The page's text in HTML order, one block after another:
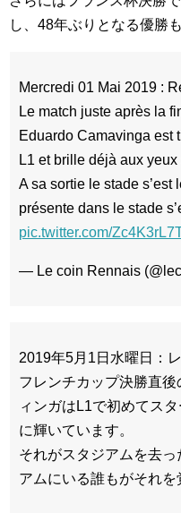
し、48年ぶりとなる優勝
Mercredi 01 Mai 2019 :
Le match juste après la
Eduardo Camavinga est
L1 et brille déjà aux yeux
A sa sortie le stade
présente dans le stade
pic.twitter.com/
— Le coin Rennais
2019年5月1日水曜日：
フレンチカップ決勝直
ィンガはL1で初めてス
に輝いています。
それがスタジアムを去
アムにいる誰もがそれを